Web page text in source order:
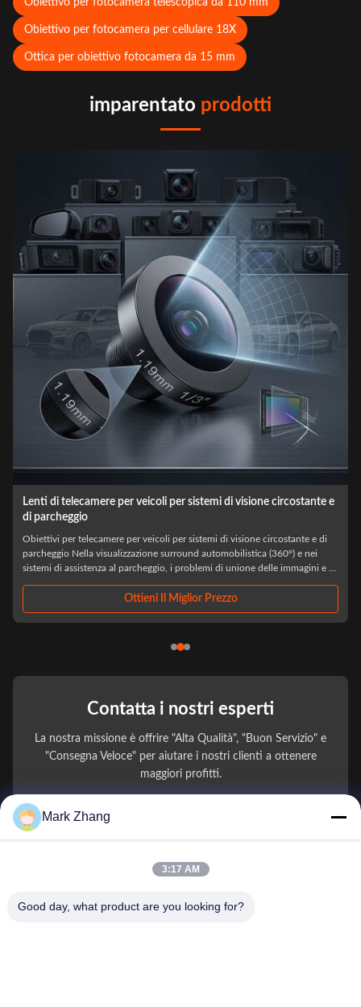
Obiettivo per fotocamera telescopica da 110 mm
Obiettivo per fotocamera per cellulare 18X
Ottica per obiettivo fotocamera da 15 mm
imparentato prodotti
Lenti di telecamera personalizzate per veicoli per ADAS e sistemi
di assistenza al conducente
Obiettivi per fotocamere per veicoli personalizzati di livello automobilistico
per ADAS e sistemi di assistenza alla guida Nell'approvvigionamento di
fotocamere automobilistiche, la scelta delle lenti ottiche raramente viene
giudicata solo in base alle prestazioni del prototipo. La maggior parte dei ...
Ottieni Il Miglior Prezzo
Contatta i nostri esperti
La nostra missione è offrire "Alta Qualità", "Buon Servizio" e
"Consegna Veloce" per aiutare i nostri clienti a ottenere
maggiori profitti.
Il Tuo Nome
Nome della società
Mark Zhang
3:17 AM
Good day, what product are you looking for?